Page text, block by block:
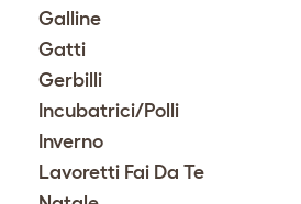
Galline
Gatti
Gerbilli
Incubatrici/Polli
Inverno
Lavoretti Fai Da Te